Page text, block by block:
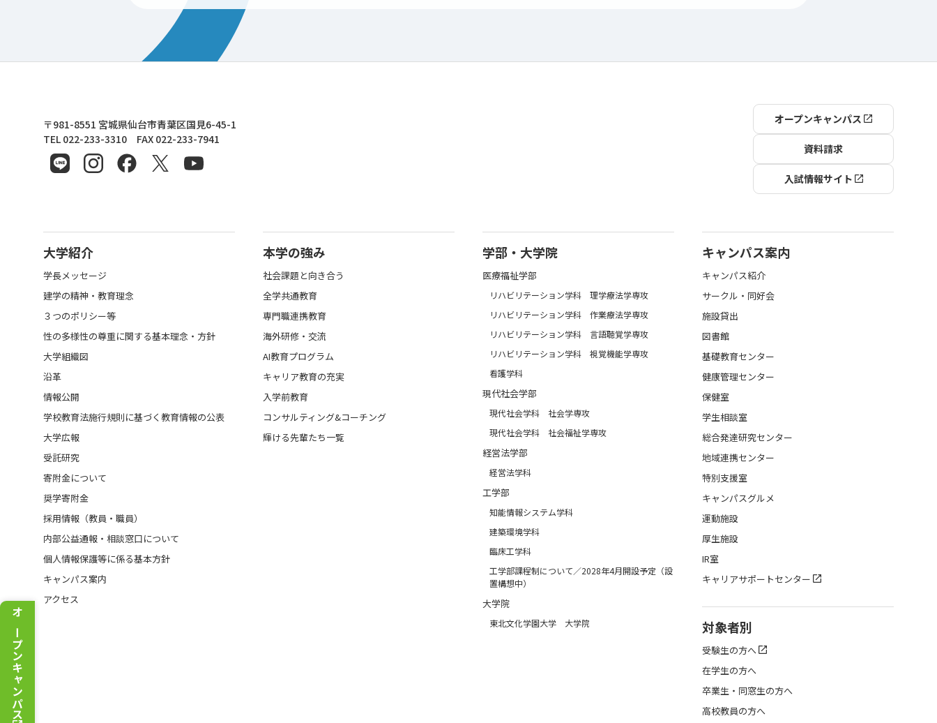
オープンキャンパス
東北文化学園大学
〒981-8551 宮城県仙台市青葉区国見6-45-1
TEL 022-233-3310 FAX 022-233-7941
オープンキャンパス
資料請求
入試情報サイト
大学紹介
学長メッセージ
建学の精神・教育理念
３つのポリシー等
性の多様性の尊重に関する基本理念・方針
大学組織図
沿革
情報公開
学校教育法施行規則に基づく教育情報の公表
大学広報
受託研究
寄附金について
奨学寄附金
採用情報（教員・職員）
内部公益通報・相談窓口について
個人情報保護等に係る基本方針
キャンパス案内
アクセス
本学の強み
社会課題と向き合う
全学共通教育
専門職連携教育
海外研修・交流
AI教育プログラム
キャリア教育の充実
入学前教育
コンサルティング&コーチング
輝ける先輩たち一覧
学部・大学院
医療福祉学部
リハビリテーション学科 理学療法学専攻
リハビリテーション学科 作業療法学専攻
リハビリテーション学科 言語聴覚学専攻
リハビリテーション学科 視覚機能学専攻
看護学科
現代社会学部
現代社会学科 社会学専攻
現代社会学科 社会福祉学専攻
経営法学部
経営法学科
工学部
知能情報システム学科
建築環境学科
臨床工学科
工学部課程制について／2028年4月開設予定（設
置構想中）
大学院
東北文化学園大学 大学院
キャンパス案内
キャンパス紹介
サークル・同好会
施設貸出
図書館
基礎教育センター
健康管理センター
保健室
学生相談室
総合発達研究センター
地域連携センター
特別支援室
キャンパスグルメ
運動施設
厚生施設
IR室
キャリアサポートセンター
対象者別
受験生の方へ
在学生の方へ
卒業生・同窓生の方へ
高校教員の方へ